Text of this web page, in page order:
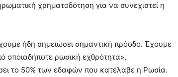
χρηματοδότηση για να συνεχιστεί η
ήδη σημειώσει σημαντική πρόοδο. Έχουμε
οποιαδήποτε ρωσική εχθρότητα»,
το 50% των εδαφών που κατέλαβε η Ρωσία.